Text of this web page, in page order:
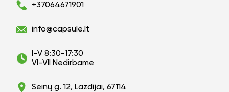
+37064671901
info@capsule.lt
I-V 8:30-17:30
VI-VII Nedirbame
Seinų g. 12, Lazdijai, 67114